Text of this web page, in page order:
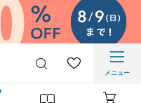
メニュー